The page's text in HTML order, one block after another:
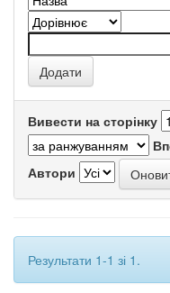
Вивести на сторінку
Автори
Результати 1-1 зі 1.